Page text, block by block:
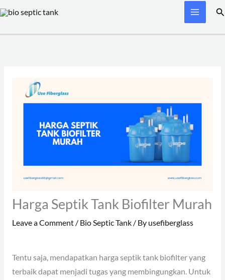
Skip
content
Harga Septik Tank Biofilter Murah
Leave a Comment / Bio Septic Tank/ By usefiberglass
Tentu saja, mendapatkan harga septik tank biofilter yang
terbaik dapat menjadi tugas yang membingungkan. Untuk